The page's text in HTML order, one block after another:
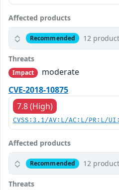
Affected products
Recommended 12
Threats
Impact
moderate
CVE-2018-10875
7.8 (High)
CVSS:3.1/AV:L/AC:L/PR:L/
Affected products
Recommended 12
Threats